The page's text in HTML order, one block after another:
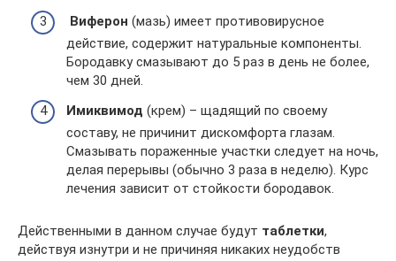
Виферон (мазь) имеет противовирусное
действие, содержит натуральные компоненты.
Бородавку смазывают до 5 раз в день не более,
чем 30 дней.
Имиквимод (крем) – щадящий по своему
составу, не причинит дискомфорта глазам.
Смазывать пораженные участки следует на ночь,
делая перерывы (обычно 3 раза в неделю). Курс
лечения зависит от стойкости бородавок.
Действенными в данном случае будут таблетки,
действуя изнутри и не причиняя никаких неудобств